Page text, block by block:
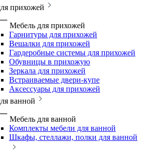
прихожей
Мебель для прихожей
Гарнитуры для прихожей
Вешалки для прихожей
Гардеробные системы для прихожей
Обувницы в прихожую
Зеркала для прихожей
Встраиваемые двери-купе
Аксессуары для прихожей
ванной
Мебель для ванной
Комплекты мебели для ванной
Шкафы, стеллажи, полки для ванной